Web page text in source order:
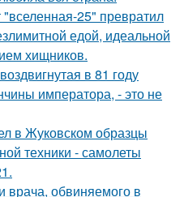
25" превратил
едой, идеальной
хищников.
в 81 году
императора, - это не
в Жуковском образцы
техники - самолеты
врача, обвиняемого в